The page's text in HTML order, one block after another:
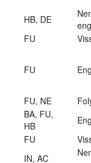
HB, DE
FU
FU
FU, NE
BA, FU,
HB
FU
IN, AC